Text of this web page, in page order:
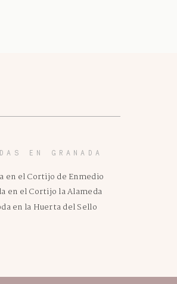
EN GRANADA
en el Cortijo de Enmedio
en el Cortijo la Alameda
en la Huerta del Sello